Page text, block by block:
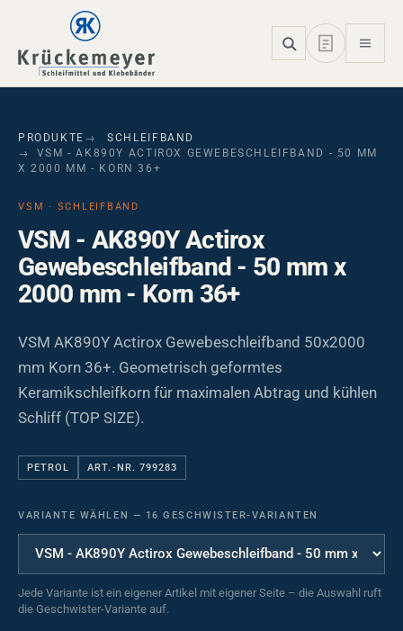
Skip to main navigation
Skip to main content
Skip to page footer
PRODUKTE
SCHLEIFBAND
VSM - AK890Y ACTIROX GEWEBESCHLEIFBAND - 50 MM
X 2000 MM - KORN 36+
VSM · SCHLEIFBAND
VSM - AK890Y Actirox
Gewebeschleifband - 50 mm x
2000 mm - Korn 36+
VSM AK890Y Actirox Gewebeschleifband 50x2000
mm Korn 36+. Geometrisch geformtes
Keramikschleifkorn für maximalen Abtrag und kühlen
Schliff (TOP SIZE).
PETROL ART.-NR. 799283
VARIANTE WÄHLEN — 16 GESCHWISTER-VARIANTEN
Jede Variante ist ein eigener Artikel mit eigener Seite – die Auswahl ruft
die Geschwister-Variante auf.